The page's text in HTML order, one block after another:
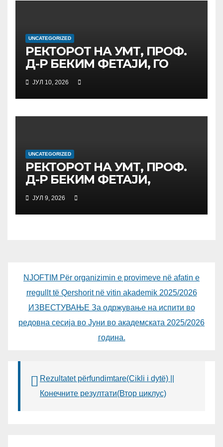
ОБРАЗОВАНИЕ И
ГЛОБАЛНО ГРАЃАНСТВО
UNCATEGORIZED
РЕКТОРОТ НА УМТ, ПРОФ.
Д-Р БЕКИМ ФЕТАЈИ, ГО
ПРЕЧЕКА НА ОФИЦИЈАЛНА
СРЕДБА ГЕНЕРАЛНИОТ
ДИРЕКТОР НА АД МЕПСО,
Д-Р БУРИМ ЛАТИФИ
ЈУЛ 10, 2026
UNCATEGORIZED
РЕКТОРОТ НА УМТ, ПРОФ.
Д-Р БЕКИМ ФЕТАЈИ,
ОДРЖА РАБОТНА СРЕДБА
СО ДИРЕКТОРОТ ОД
УНИВЕРЗИТЕТОТ SUBÜ ОД
ЈУЛ 9, 2026
NJOFTIM Për organizimin e provimeve në afatin e
rregullt të Qershorit në vitin akademik 2025/2026
ИЗВЕСТУВАЊЕ За одржување на испити во
редовна сесија во Јуни во академската 2025/2026
година.
Rezultatet përfundimtare(Cikli i dytë) ||
Конечните резултати(Втор циклус)